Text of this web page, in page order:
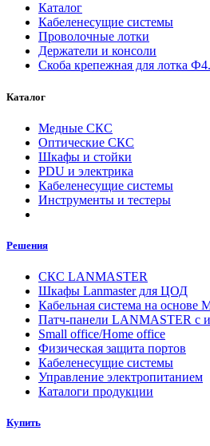
Каталог
Кабеленесущие системы
Проволочные лотки
Держатели и консоли
Скоба крепежная для лотка
Каталог
Медные СКС
Оптические СКС
Шкафы и стойки
PDU и электрика
Кабеленесущие системы
Инструменты и тестеры
Решения
СКС LANMASTER
Шкафы Lanmaster для ЦОД
Кабельная система на основе
Патч-панели LANMASTER с
Small office/Home office
Физическая защита портов
Кабеленесущие системы
Управление электропитанием
Каталоги продукции
Купить